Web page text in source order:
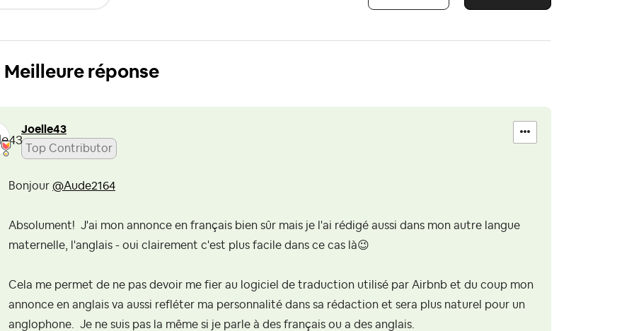
Meilleure réponse
Joelle43
Top Contributor
Bonjour @Aude2164
Absolument! J'ai mon annonce en français bien sûr mais je l'ai rédigé aussi dans mon autre langue
maternelle, l'anglais - oui clairement c'est plus facile dans ce cas là😉
Cela me permet de ne pas devoir me fier au logiciel de traduction utilisé par Airbnb et du coup mon
annonce en anglais va aussi refléter ma personnalité dans sa rédaction et sera plus naturel pour un
anglophone. Je ne suis pas la même si je parle à des français ou a des anglais.